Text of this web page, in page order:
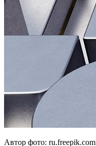
Автор фото: ru.freepik.com